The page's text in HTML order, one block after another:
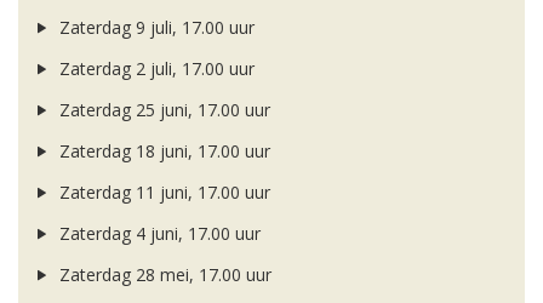
Zaterdag 9 juli, 17.00 uur
Zaterdag 2 juli, 17.00 uur
Zaterdag 25 juni, 17.00 uur
Zaterdag 18 juni, 17.00 uur
Zaterdag 11 juni, 17.00 uur
Zaterdag 4 juni, 17.00 uur
Zaterdag 28 mei, 17.00 uur